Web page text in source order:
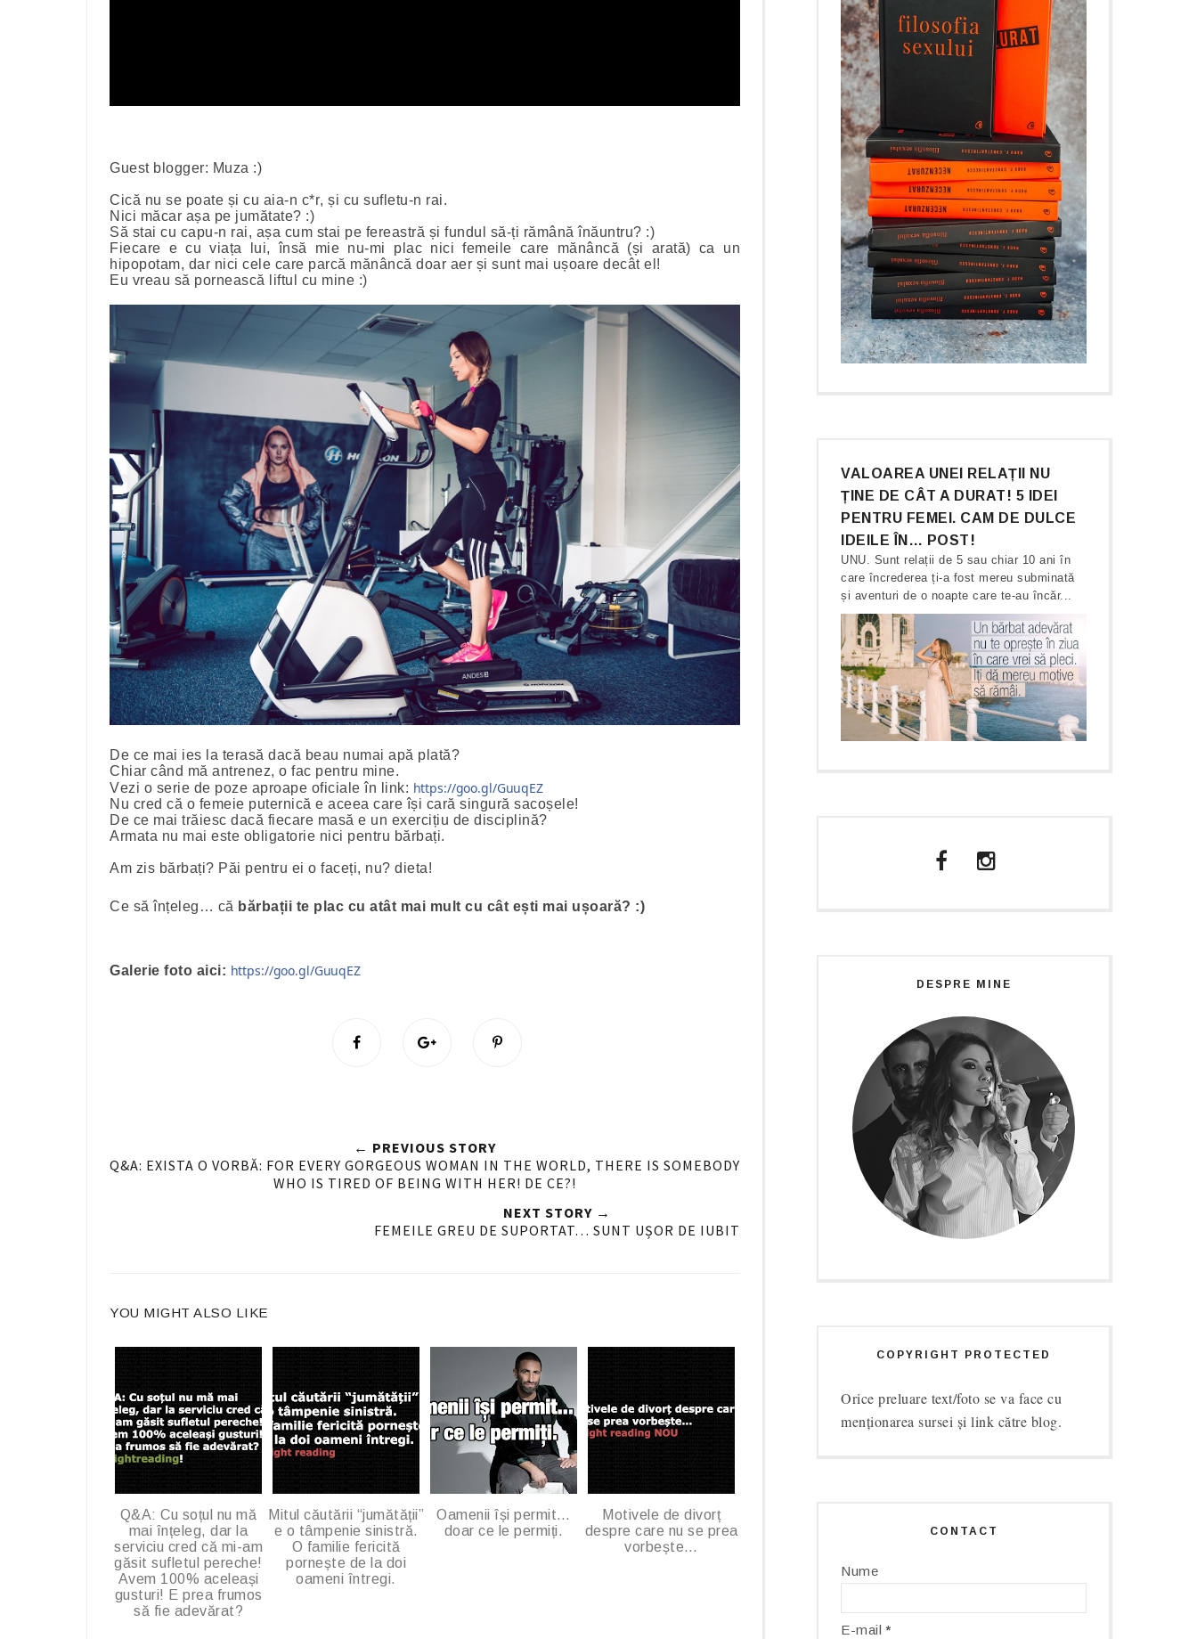
Guest blogger: Muza :)
Cică nu se poate și cu aia-n c*r, și cu sufletu-n rai.
Nici măcar așa pe jumătate? :)
Să stai cu capu-n rai, așa cum stai pe fereastră și fundul să-ți rămână înăuntru? :)
Fiecare e cu viața lui, însă mie nu-mi plac nici femeile care mănâncă (și arată) ca un
hipopotam, dar nici cele care parcă mănâncă doar aer și sunt mai ușoare decât el!
Eu vreau să pornească liftul cu mine :)
De ce mai ies la terasă dacă beau numai apă plată?
Chiar când mă antrenez, o fac pentru mine.
Vezi o serie de poze aproape oficiale în link: https://goo.gl/GuuqEZ
Nu cred că o femeie puternică e aceea care își cară singură sacoșele!
De ce mai trăiesc dacă fiecare masă e un exercițiu de disciplină?
Armata nu mai este obligatorie nici pentru bărbați.
Am zis bărbați? Păi pentru ei o faceți, nu? dieta!
Ce să înțeleg… că bărbații te plac cu atât mai mult cu cât ești mai ușoară? :)
Galerie foto aici: https://goo.gl/GuuqEZ
n
F
c
n
G
o
← PREVIOUS STORY
Q&A: EXISTA O VORBĂ: FOR EVERY GORGEOUS WOMAN IN THE WORLD, THERE IS SOMEBODY
WHO IS TIRED OF BEING WITH HER! DE CE?!
NEXT STORY →
FEMEILE GREU DE SUPORTAT… SUNT UȘOR DE IUBIT
YOU MIGHT ALSO LIKE
Q&A: Cu soțul nu mă
mai înțeleg, dar la
serviciu cred că mi-am
găsit sufletul pereche!
Avem 100% aceleași
gusturi! E prea frumos
să fie adevărat?
Mitul căutării “jumătății”
e o tâmpenie sinistră.
O familie fericită
pornește de la doi
oameni întregi.
Oamenii își permit…
doar ce le permiți.
Motivele de divorț
despre care nu se prea
vorbește…
VALOAREA UNEI RELAȚII NU
ȚINE DE CÂT A DURAT! 5 IDEI
PENTRU FEMEI. CAM DE DULCE
IDEILE ÎN… POST!
UNU. Sunt relații de 5 sau chiar 10 ani în
care încrederea ți-a fost mereu subminată
și aventuri de o noapte care te-au încăr...
DESPRE MINE
COPYRIGHT PROTECTED
Orice preluare text/foto se va face cu
menționarea sursei și link către blog.
CONTACT
Nume
E-mail*